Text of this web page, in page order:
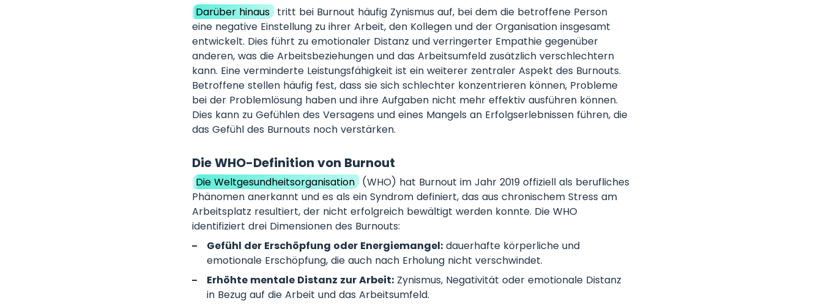
Darüber hinaus tritt bei Burnout häufig Zynismus auf, bei dem die betroffene Person
eine negative Einstellung zu ihrer Arbeit, den Kollegen und der Organisation insgesamt
entwickelt. Dies führt zu emotionaler Distanz und verringerter Empathie gegenüber
anderen, was die Arbeitsbeziehungen und das Arbeitsumfeld zusätzlich verschlechtern
kann. Eine verminderte Leistungsfähigkeit ist ein weiterer zentraler Aspekt des Burnouts.
Betroffene stellen häufig fest, dass sie sich schlechter konzentrieren können, Probleme
bei der Problemlösung haben und ihre Aufgaben nicht mehr effektiv ausführen können.
Dies kann zu Gefühlen des Versagens und eines Mangels an Erfolgserlebnissen führen, die
das Gefühl des Burnouts noch verstärken.
Die WHO-Definition von Burnout
Die Weltgesundheitsorganisation (WHO) hat Burnout im Jahr 2019 offiziell als berufliches
Phänomen anerkannt und es als ein Syndrom definiert, das aus chronischem Stress am
Arbeitsplatz resultiert, der nicht erfolgreich bewältigt werden konnte. Die WHO
identifiziert drei Dimensionen des Burnouts:
Gefühl der Erschöpfung oder Energiemangel:dauerhafte körperliche und
emotionale Erschöpfung, die auch nach Erholung nicht verschwindet.
Erhöhte mentale Distanz zur Arbeit:Zynismus, Negativität oder emotionale Distanz
in Bezug auf die Arbeit und das Arbeitsumfeld.